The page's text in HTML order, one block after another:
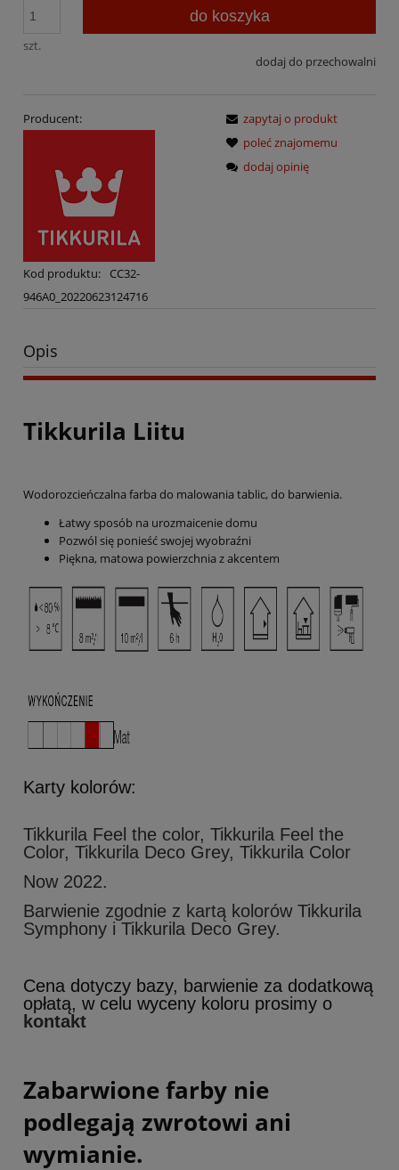
szt.
do koszyka
dodaj do przechowalni
Producent:
Kod produktu:
CC32-
946A0_20220623124716
zapytaj o produkt
poleć znajomemu
dodaj opinię
Opis
Tikkurila Liitu
Wodorozcieńczalna farba do malowania tablic, do barwienia.
Łatwy sposób na urozmaicenie domu
Pozwól się ponieść swojej wyobraźni
Piękna, matowa powierzchnia z akcentem
Karty kolorów:
Tikkurila Feel the color, Tikkurila Feel the
Color, Tikkurila Deco Grey, Tikkurila Color
Now 2022.
Barwienie zgodnie z kartą kolorów Tikkurila
Symphony i Tikkurila Deco Grey.
Cena dotyczy bazy, barwienie za dodatkową
opłatą, w celu wyceny koloru prosimy o
kontakt
Zabarwione farby nie
podlegają zwrotowi ani
wymianie.